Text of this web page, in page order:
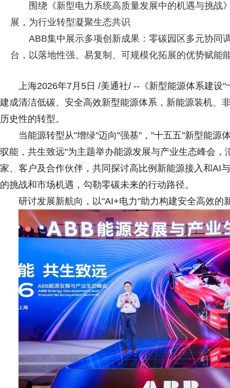
围绕《新型电力系统高质量发展中的机遇与挑战
展，为行业转型凝聚生态共识
ABB集中展示多项创新成果：零碳园区多元协同
台，以落地性强、易复制、可规模化拓展的优势赋能
上海2026年7月5日 /美通社/ --《新型能源体系建设
建成清洁低碳、安全高效新型能源体系，新能源装机、
历史性的转型。
当能源转型从"增绿"迈向"强基"，"十五五"新型能源
驭能，共生致远"为主题举办能源发展与产业生态峰会
家、客户及合作伙伴，共同探讨高比例新能源接入和AI
的挑战和市场机遇，勾勒零碳未来的行动路径。
研讨发展新航向，以"AI+电力"助力构建安全高效的